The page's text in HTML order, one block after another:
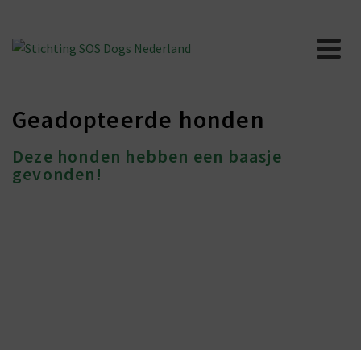
Geadopteerde honden
Deze honden hebben een baasje
gevonden!